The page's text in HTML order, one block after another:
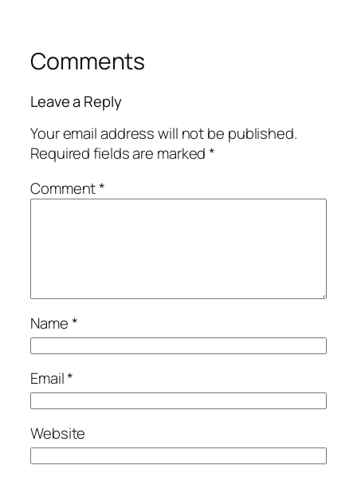
Comments
Leave a Reply
Your email address will not be published.
Required fields are marked*
Comment*
Name*
Email*
Website